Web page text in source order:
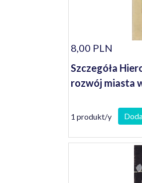
8,00 PLN
Szczegóła
rozwój miasta
1 produkt/y